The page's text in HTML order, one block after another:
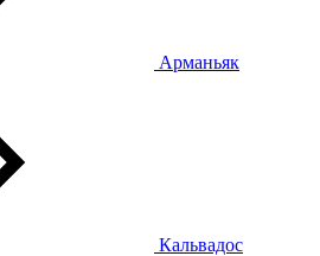
Арманьяк
Кальвадос